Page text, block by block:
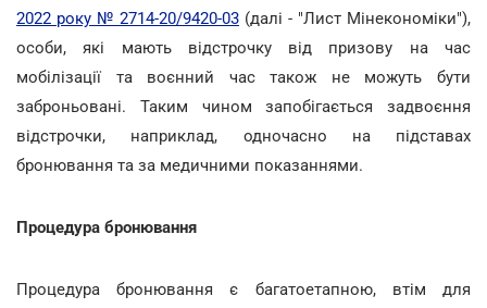
2022 року № 2714-20/9420-03 (далі - "Лист Мінекономіки"),
особи, які мають відстрочку від призову на час
мобілізації та воєнний час також не можуть бути
заброньовані. Таким чином запобігається задвоєння
відстрочки, наприклад, одночасно на підставах
бронювання та за медичними показаннями.
Процедура бронювання
Процедура бронювання є багатоетапною, втім для